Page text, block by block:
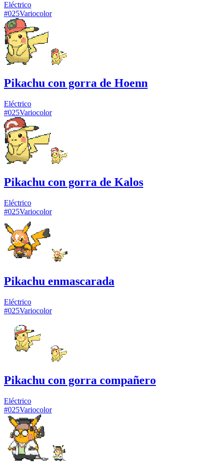
Eléctrico
#025Variocolor
Pikachu con gorra de Hoenn
Eléctrico
#025Variocolor
Pikachu con gorra de Kalos
Eléctrico
#025Variocolor
Pikachu enmascarada
Eléctrico
#025Variocolor
Pikachu con gorra compañero
Eléctrico
#025Variocolor